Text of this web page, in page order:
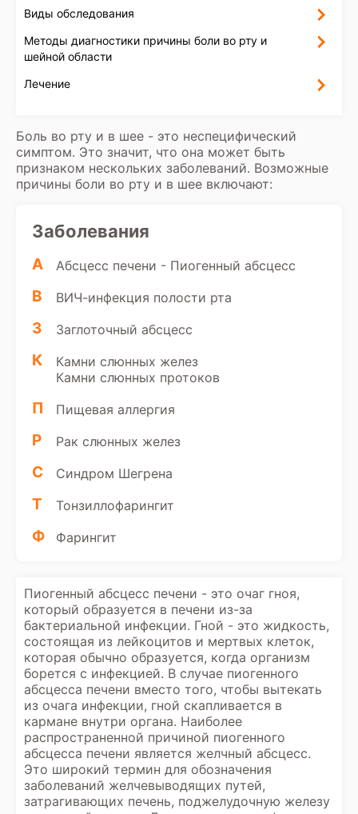
Виды обследования
Методы диагностики причины боли во рту и
шейной области
Лечение
Боль во рту и в шее - это неспецифический
симптом. Это значит, что она может быть
признаком нескольких заболеваний. Возможные
причины боли во рту и в шее включают:
Заболевания
А Абсцесс печени - Пиогенный абсцесс
В ВИЧ-инфекция полости рта
З Заглоточный абсцесс
К
Камни слюнных желез
Камни слюнных протоков
П Пищевая аллергия
Р Рак слюнных желез
С Синдром Шегрена
Т Тонзиллофарингит
Ф Фарингит
Пиогенный абсцесс печени - это очаг гноя,
который образуется в печени из-за
бактериальной инфекции. Гной - это жидкость,
состоящая из лейкоцитов и мертвых клеток,
которая обычно образуется, когда организм
борется с инфекцией. В случае пиогенного
абсцесса печени вместо того, чтобы вытекать
из очага инфекции, гной скапливается в
кармане внутри органа. Наиболее
распространенной причиной пиогенного
абсцесса печени является желчный абсцесс.
Это широкий термин для обозначения
заболеваний желчевыводящих путей,
затрагивающих печень, поджелудочную железу